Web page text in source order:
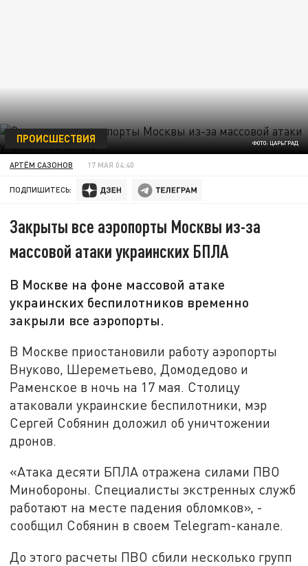
ФОТО: ЦАРЬГРАД
ПРОИСШЕСТВИЯ
АРТЁМ САЗОНОВ 17 МАЯ 04:40
ПОДПИШИТЕСЬ:
Закрыты все аэропорты Москвы из-за
массовой атаки украинских БПЛА
В Москве на фоне массовой атаке
украинских беспилотников временно
закрыли все аэропорты.
В Москве приостановили работу аэропорты
Внуково, Шереметьево, Домодедово и
Раменское в ночь на 17 мая. Столицу
атаковали украинские беспилотники, мэр
Сергей Собянин доложил об уничтожении
дронов.
«Атака десяти БПЛА отражена силами ПВО
Минобороны. Специалисты экстренных служб
работают на месте падения обломков», -
сообщил Собянин в своем Telegram-канале.
До этого расчеты ПВО сбили несколько групп